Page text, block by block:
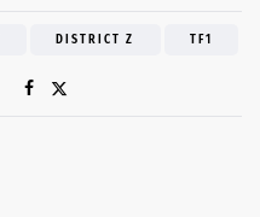
DISTRICT Z TF1